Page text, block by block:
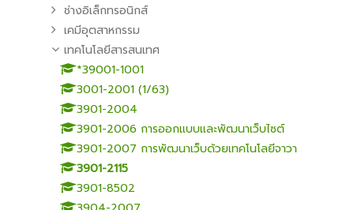
ช่างอิเล็กทรอนิกส์
เคมีอุตสาหกรรม
เทคโนโลยีสารสนเทศ
*39001-1001
3001-2001 (1/63)
3901-2004
3901-2006 การออกแบบและพัฒนาเว็บไซต์
3901-2007 การพัฒนาเว็บด้วยเทคโนโลยีจาวา
3901-2115
3901-8502